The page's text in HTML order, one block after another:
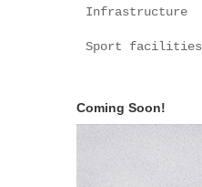
Infrastructure
Sport facilities
Coming Soon!